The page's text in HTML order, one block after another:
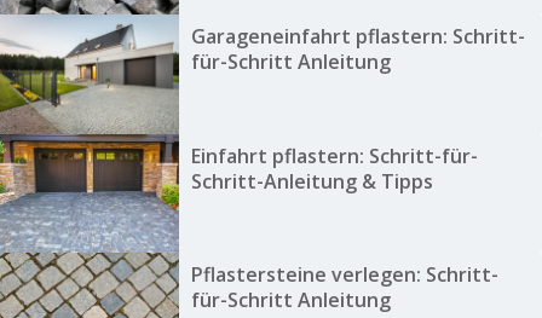
Garageneinfahrt pflastern: Schritt-
für-Schritt Anleitung
Einfahrt pflastern: Schritt-für-
Schritt-Anleitung & Tipps
Pflastersteine verlegen: Schritt-
für-Schritt Anleitung